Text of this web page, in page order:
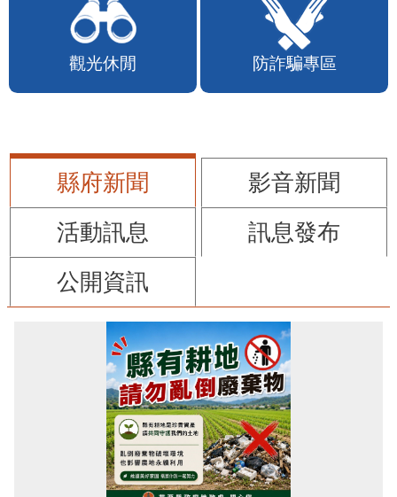
觀光休閒 防詐騙專區
縣府新聞
影音新聞
活動訊息
訊息發布
公開資訊